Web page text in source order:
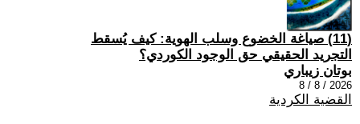
(11) صياغة الخضوع وسلب الهوية: كيف يُسقط
التجريد الحقيقي حق الوجود الكوردي؟
بوتان زيباري
2026 / 8 / 8
القضية الكردية